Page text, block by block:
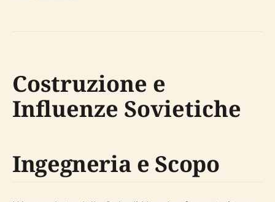
Costruzione e
Influenze Sovietiche
Ingegneria e Scopo